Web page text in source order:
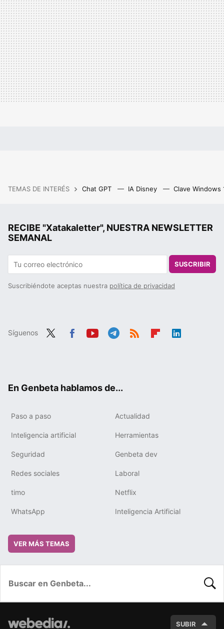
TEMAS DE INTERÉS Chat GPT IA Disney Clave Windows
RECIBE "Xatakaletter", NUESTRA NEWSLETTER
SEMANAL
SUSCRIBIR
Suscribiéndote aceptas nuestra política de privacidad
Síguenos
En Genbeta hablamos de...
Paso a paso Actualidad
Inteligencia artificial Herramientas
Seguridad Genbeta dev
Redes sociales Laboral
timo Netflix
WhatsApp Inteligencia Artificial
VER MÁS TEMAS
SUBIR